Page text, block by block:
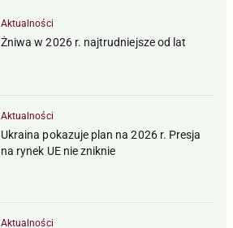
Aktualności
Żniwa w 2026 r. najtrudniejsze od lat
Aktualności
Ukraina pokazuje plan na 2026 r. Presja
na rynek UE nie zniknie
Aktualności